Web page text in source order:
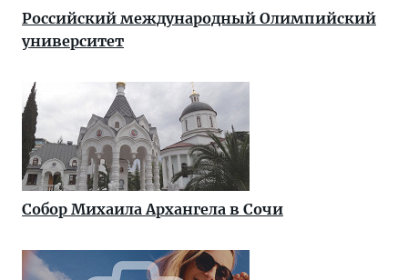
Российский международный Олимпийский
университет
Собор Михаила Архангела в Сочи